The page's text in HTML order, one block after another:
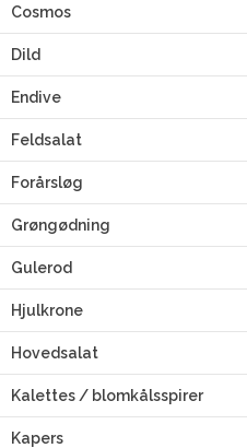
Cosmos
Dild
Endive
Feldsalat
Forårsløg
Grøngødning
Gulerod
Hjulkrone
Hovedsalat
Kalettes / blomkålsspirer
Kapers